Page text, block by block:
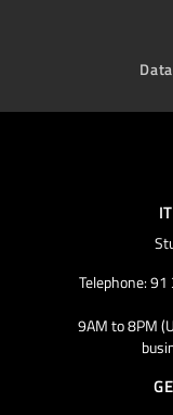
Telephone:
9AM to 8PM